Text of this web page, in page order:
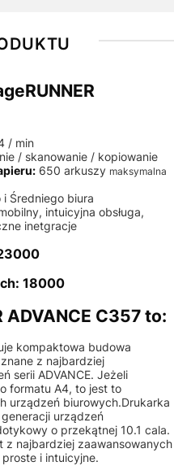
/ min
/ skanowanie / kopiowanie
650 arkuszy maksymalna
i Średniego biura
intuicyjna obsługa,
inetgracje
18000
ADVANCE C357 to:
kompaktowa budowa
z najbardziej
serii ADVANCE. Jeżeli
formatu A4, to jest to
urządzeń biurowych.Drukarka
urządzeń
o przekątnej 10.1 cala.
z najbardziej zaawansowanych
i intuicyjne.